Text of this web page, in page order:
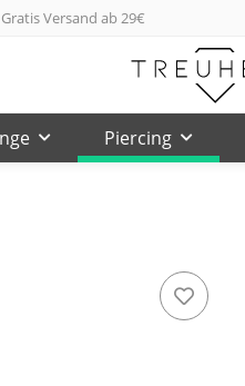
Gratis Versand ab 29€
Piercing